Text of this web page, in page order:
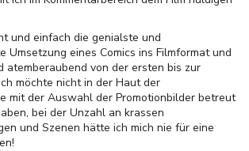
und einfach die genialste und
Umsetzung eines Comics ins Filmformat und
atemberaubend von der ersten bis zur
möchte nicht in der Haut der
mit der Auswahl der Promotionbilder betreut
bei der Unzahl an krassen
und Szenen hätte ich mich nie für eine